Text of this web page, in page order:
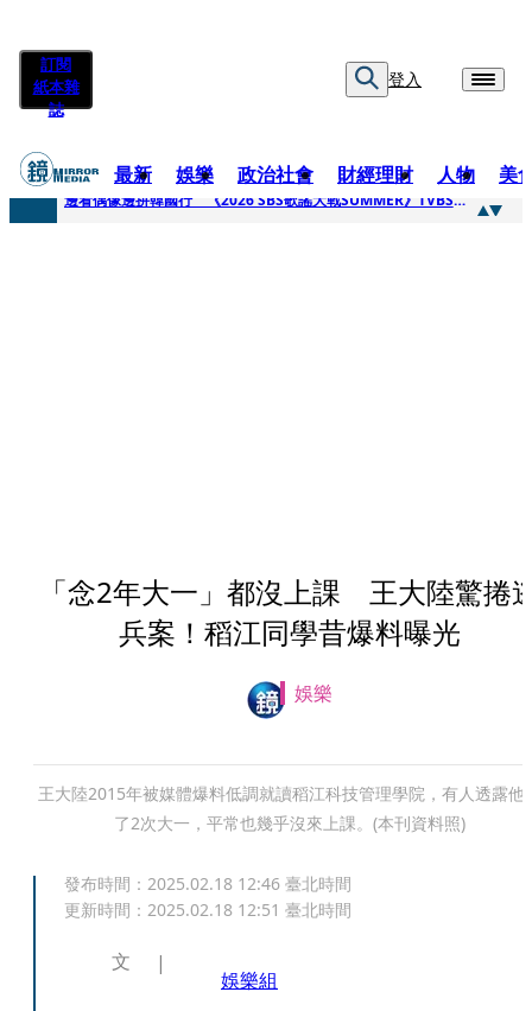
訂閱
紙本雜
誌
登入
最新 娛樂 政治社會 財經理財 人物 美
快訊
邊看偶像邊拚韓國行 《2026 SBS歌謠大戰SUMMER》TVBS直播祭追星福利
「念2年大一」都沒上課 王大陸驚捲
兵案！稻江同學昔爆料曝光
娛樂
王大陸2015年被媒體爆料低調就讀稻江科技管理學院，有人透露他
了2次大一，平常也幾乎沒來上課。(本刊資料照)
發布時間： 2025.02.18 12:46 臺北時間
更新時間： 2025.02.18 12:51 臺北時間
文
娛樂組